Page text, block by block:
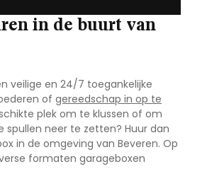
in de buurt van
veilige en 24/7 toegankelijke
of gereedschap in op te
plek om te klussen of om
spullen neer te zetten? Huur dan
in de omgeving van Beveren. Op
formaten garageboxen